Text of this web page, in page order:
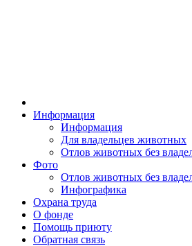
Информация
Информация
Для владельцев животных
Отлов животных без
Фото
Отлов животных без
Инфографика
Охрана труда
О фонде
Помощь приюту
Обратная связь